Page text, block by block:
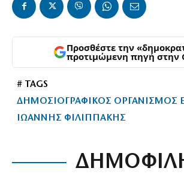
Προσθέστε την
προτιμώμενη πηγή στην
# TAGS
ΔΗΜΟΣΙΟΓΡΑΦΙΚΟΣ ΟΡΓΑΝΙΣΜΟΣ
ΙΩΑΝΝΗΣ ΦΙΛΙΠΠΑΚΗΣ